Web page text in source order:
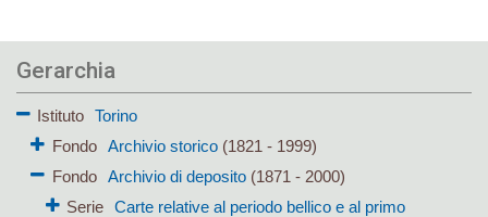
Gerarchia
Istituto
Torino
Fondo
Archivio storico(1821 - 1999)
Fondo
Archivio di deposito(1871 - 2000)
Serie Carte relative al periodo bellico e al primo